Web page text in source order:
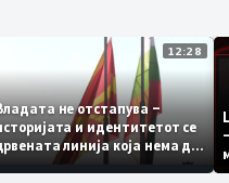
12:28
Владата не отстапува –
историјата и идентитетот се
црвената линија која нема да
се погази